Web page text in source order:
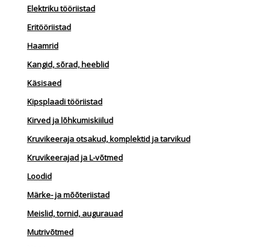
Elektriku tööriistad
Eritööriistad
Haamrid
Kangid, sõrad, heeblid
Käsisaed
Kipsplaadi tööriistad
Kirved ja lõhkumiskiilud
Kruvikeeraja otsakud, komplektid ja tarvikud
Kruvikeerajad ja L-võtmed
Loodid
Märke- ja mõõteriistad
Meislid, tornid, augurauad
Mutrivõtmed